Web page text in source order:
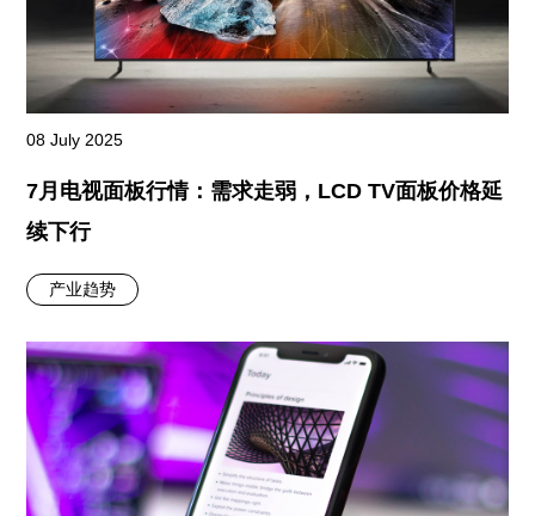
08 July 2025
7月电视面板行情：需求走弱，LCD TV面板价格延
续下行
产业趋势